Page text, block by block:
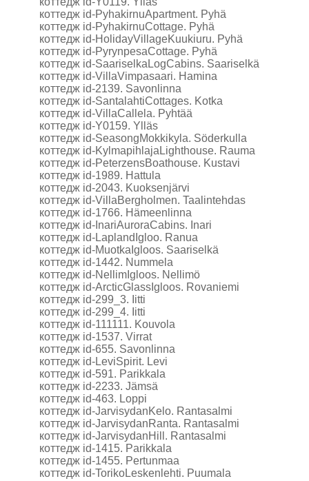
коттедж id-PyhakirnuApartment. Pyhä
коттедж id-PyhakirnuCottage. Pyhä
коттедж id-HolidayVillageKuukiuru. Pyhä
коттедж id-PyrynpesaCottage. Pyhä
коттедж id-SaariselkaLogCabins. Saariselkä
коттедж id-VillaVimpasaari. Hamina
коттедж id-2139. Savonlinna
коттедж id-SantalahtiCottages. Kotka
коттедж id-VillaCallela. Pyhtää
коттедж id-Y0159. Ylläs
коттедж id-SeasongMokkikyla. Söderkulla
коттедж id-KylmapihlajaLighthouse. Rauma
коттедж id-PeterzensBoathouse. Kustavi
коттедж id-1989. Hattula
коттедж id-2043. Kuoksenjärvi
коттедж id-VillaBergholmen. Taalintehdas
коттедж id-1766. Hämeenlinna
коттедж id-InariAuroraCabins. Inari
коттедж id-LaplandIgloo. Ranua
коттедж id-MuotkaIgloos. Saariselkä
коттедж id-1442. Nummela
коттедж id-NellimIgloos. Nellimö
коттедж id-ArcticGlassIgloos. Rovaniemi
коттедж id-299_3. Iitti
коттедж id-299_4. Iitti
коттедж id-111111. Kouvola
коттедж id-1537. Virrat
коттедж id-655. Savonlinna
коттедж id-LeviSpirit. Levi
коттедж id-591. Parikkala
коттедж id-2233. Jämsä
коттедж id-463. Loppi
коттедж id-JarvisydanKelo. Rantasalmi
коттедж id-JarvisydanRanta. Rantasalmi
коттедж id-JarvisydanHill. Rantasalmi
коттедж id-1415. Parikkala
коттедж id-1455. Pertunmaa
коттедж id-TorikoLeskenlehti. Puumala